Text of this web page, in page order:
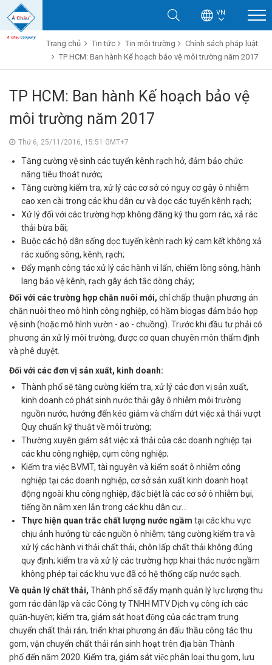
VN
Trang chủ Tin tức Tin môi trường
Chính sách pháp luật
TP HCM: Ban hành Kế hoạch bảo vệ môi trường năm 2017
TP HCM: Ban hành Kế hoạch bảo vệ
môi trường năm 2017
Thứ 6, 25/11/2016, 15:51 GMT+7
Tăng cường vệ sinh các tuyến kênh rạch hở, đảm bảo chức
năng tiêu thoát nước;
Tăng cường kiểm tra, xử lý các cơ sở có nguy cơ gây ô nhiễm
cao xen cài trong các khu dân cư và dọc các tuyến kênh rạch;
Xử lý đối với các trường hợp không đăng ký thu gom rác, xả rác
thải bừa bãi;
Buộc các hộ dân sống dọc tuyến kênh rạch ký cam kết không xả
rác xuống sông, kênh, rạch;
Đẩy mạnh công tác xử lý các hành vi lấn, chiếm lòng sông, hành
lang bảo vệ kênh, rạch gây ách tắc dòng chảy;
Đối với các trường hợp chăn nuôi mới, chỉ chấp thuận phương án
chăn nuôi theo mô hình công nghiệp, có hầm biogas đảm bảo hợp
vệ sinh (hoặc mô hình vườn - ao - chuồng). Trước khi đầu tư phải có
phương án xử lý môi trường, được cơ quan chuyên môn thẩm định
và phê duyệt.
Đối với các đơn vị sản xuất, kinh doanh:
Thành phố sẽ tăng cường kiểm tra, xử lý các đơn vị sản xuất,
kinh doanh có phát sinh nước thải gây ô nhiễm môi trường
nguồn nước, hướng đến kéo giảm và chấm dứt việc xả thải vượt
Quy chuẩn kỹ thuật về môi trường;
Thường xuyên giám sát việc xả thải của các doanh nghiệp tại
các khu công nghiệp, cụm công nghiệp;
Kiểm tra việc BVMT, tài nguyên và kiểm soát ô nhiễm công
nghiệp tại các doanh nghiệp, cơ sở sản xuất kinh doanh hoạt
động ngoài khu công nghiệp, đặc biệt là các cơ sở ô nhiễm bụi,
tiếng ồn nằm xen lẫn trong các khu dân cư...
Thực hiện quan trắc chất lượng nước ngầm tại các khu vực
chịu ảnh hưởng từ các nguồn ô nhiễm; tăng cường kiểm tra và
xử lý các hành vi thải chất thải, chôn lấp chất thải không đúng
quy định; kiểm tra và xử lý các trường hợp khai thác nước ngầm
không phép tại các khu vực đã có hệ thống cấp nước sạch.
Về quản lý chất thải, Thành phố sẽ đẩy mạnh quản lý lực lượng thu
gom rác dân lập và các Công ty TNHH MTV Dịch vụ công ích các
quận-huyện; kiểm tra, giám sát hoạt động của các trạm trung
chuyển chất thải rắn; triển khai phương án đấu thầu công tác thu
gom, vận chuyển chất thải rắn sinh hoạt trên địa bàn Thành
phố đến năm 2020. Kiểm tra, giám sát việc phân loại thu gom, lưu